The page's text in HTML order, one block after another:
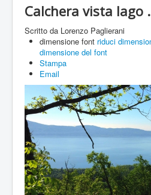
Artisti
Buone Nuove
Sport
Contatti
Cookie Policy
Calchera vista lago
Scritto da Lorenzo Paglierani
dimensione font riduci
dimensione del font
Stampa
Email